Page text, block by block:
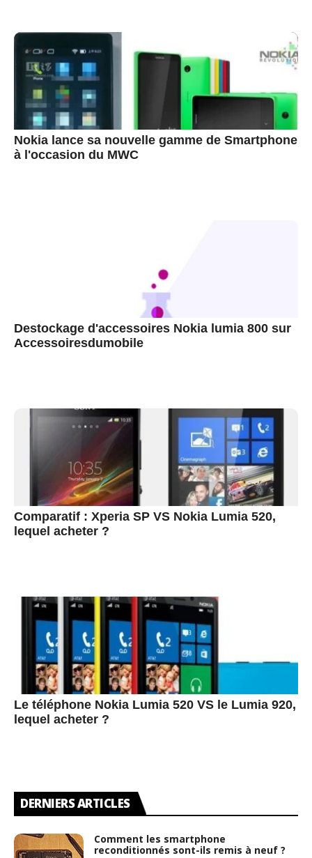
Nokia lance sa nouvelle gamme de Smartphone
à l'occasion du MWC
Destockage d'accessoires Nokia lumia 800 sur
Accessoiresdumobile
Comparatif : Xperia SP VS Nokia Lumia 520,
lequel acheter ?
Le téléphone Nokia Lumia 520 VS le Lumia 920,
lequel acheter ?
DERNIERS ARTICLES
Comment les smartphone
reconditionnés sont-ils remis à neuf ?